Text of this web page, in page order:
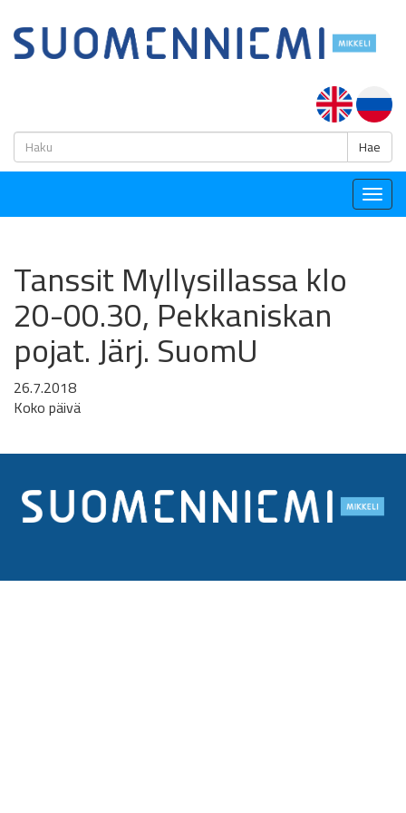
Hae
Tanssit Myllysillassa klo
20-00.30, Pekkaniskan
pojat. Järj. SuomU
26.7.2018
Koko päivä